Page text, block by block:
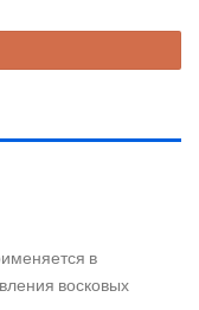
в
восковых